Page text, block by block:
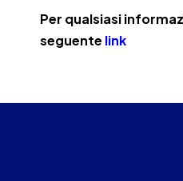
Per qualsiasi
seguente link